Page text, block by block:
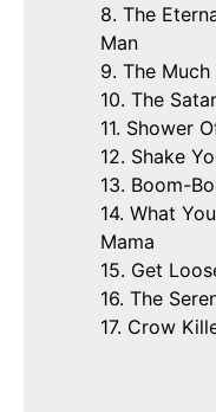
8. The
Man
9. The
10. The
11. Shower
12. Shake
13. Boom-
14. What
Mama
15. Get
16. The
17. Crow